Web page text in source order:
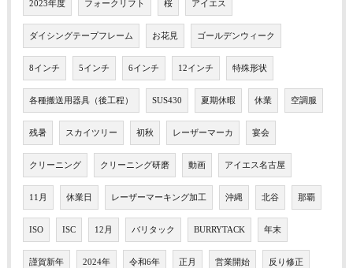
2023年度 フォークリフト 桜 アイエス
ダイシングテープフレーム お花見 ゴールデンウィーク
8インチ 5インチ 6インチ 12インチ 特殊形状
各種搬送用器具（後工程） SUS430 夏期休暇 休業 空調服
残暑 スカイツリー 初秋 レーザーマーカ 宴会
クリーニング クリーニング研磨 動画 アイエス名古屋
11月 休業日 レーザーマーキング加工 沖縄 北谷 那覇
ISO ISC 12月 バリタック BURRYTACK 年末
謹賀新年 2024年 令和6年 正月 営業開始 反り修正